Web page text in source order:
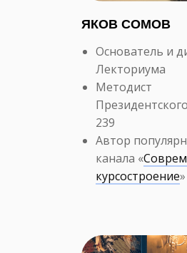
ЯКОВ СОМОВ
Основатель и
Лекториума
Методист
239
Автор
канала «
курсостроение»